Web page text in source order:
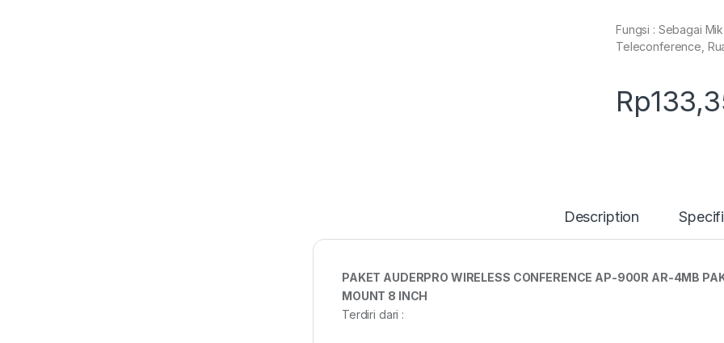
Fungsi : Sebagai
Teleconference,
Rp
Description
PAKET AUDERPRO WIRELESS CONFERENCE AP-900R AR-4MB
MOUNT 8 INCH
Terdiri dari :